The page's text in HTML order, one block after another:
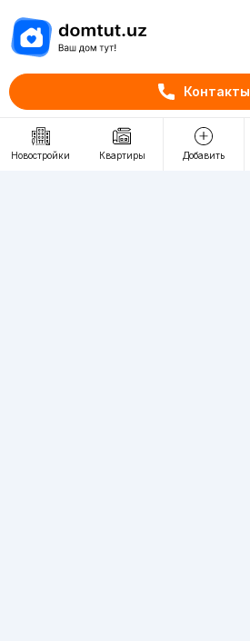
Контакты
Новостройки Квартиры Добавить
Отдел рекламы
+998 (78) 113-20-86
+998 (93) 390-30-10
Пн-Пт. С 9:30 до 18:00